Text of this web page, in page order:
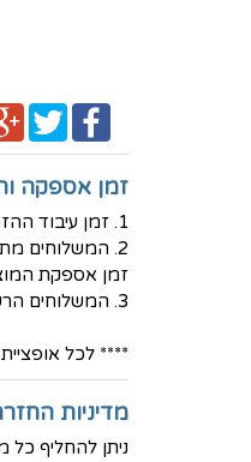
זמן אספקה
1. זמן עיבוד ההזמנה לכלל הפריטים בחנות הינו 1-2 ימי עסקים - למעט פריטים בעיצוב אישי שאז נדרש זמן עבודה ארוך יותר.
2. המשלוחים מתבצעים על ידי שליחת הפריט ללוקר / נקודת איסוף לבחירת הלקוח באמצעות חברת המשלוחים PICKUP- בעלות של 30 ש"ח
זמן אספקת המוצרים
3. המשלוחים הרשומים לעיל מיועדים אך ורק למשלוחי פנים - ישראל
**** לכל אופציית
מדיניות
ניתן להחליף כל מוצר ולהחזיר כל